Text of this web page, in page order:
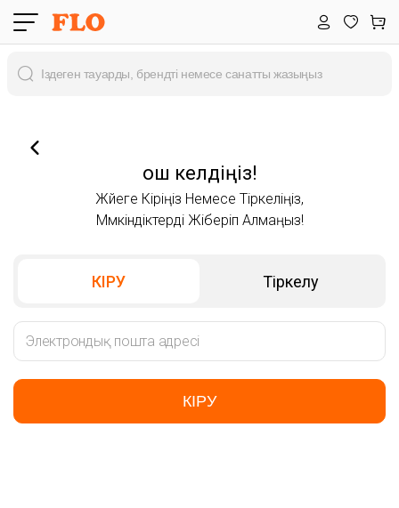
Қош келдіңіз!
Жүйеге Кіріңіз Немесе Тіркеліңіз,
Мүмкіндіктерді Жіберіп Алмаңыз!
КІРУ Тіркелу
КІРУ